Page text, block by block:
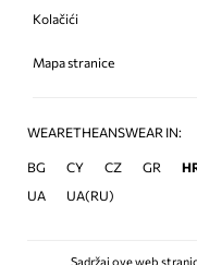
Kolačići
Mapa stranice
WEARETHEANSWEAR IN:
BG CY CZ GR
UA
UA(RU)
Sadržaj ove web